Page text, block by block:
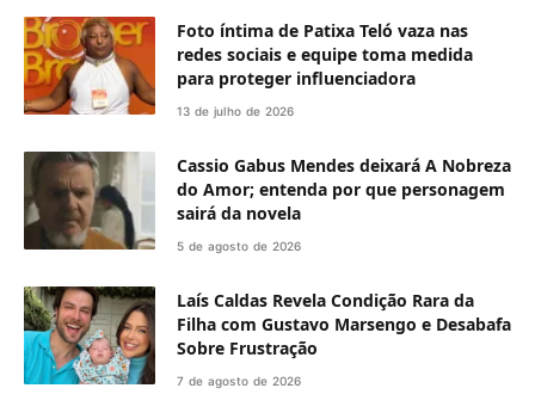
Foto íntima de Patixa Teló vaza nas
redes sociais e equipe toma medida
para proteger influenciadora
13 de julho de 2026
Cassio Gabus Mendes deixará A Nobreza
do Amor; entenda por que personagem
sairá da novela
5 de agosto de 2026
Laís Caldas Revela Condição Rara da
Filha com Gustavo Marsengo e Desabafa
Sobre Frustração
7 de agosto de 2026